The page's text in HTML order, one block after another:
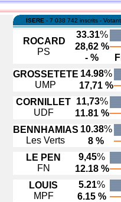
ISERE - 7 038 742 inscrits -
ROCARD
PS
33.31%
28,62 %
- %
GROSSETETE
UMP
14.98%
17,71 %
CORNILLET
UDF
11,73%
11.81 %
BENNHAMIAS
Les Verts
10.38%
8 %
LE PEN
FN
9,45%
12.18 %
LOUIS
MPF
5.21%
6.15 %